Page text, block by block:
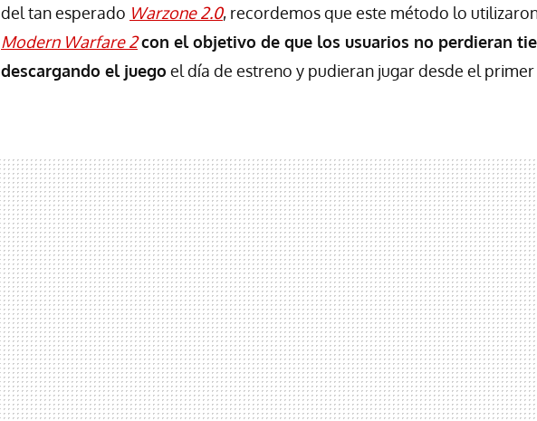
del tan esperado Warzone 2.0, recordemos que este método lo
Modern Warfare 2con el objetivo de que los usuarios no perdieran
descargando el juego el día de estreno y pudieran jugar desde el primer